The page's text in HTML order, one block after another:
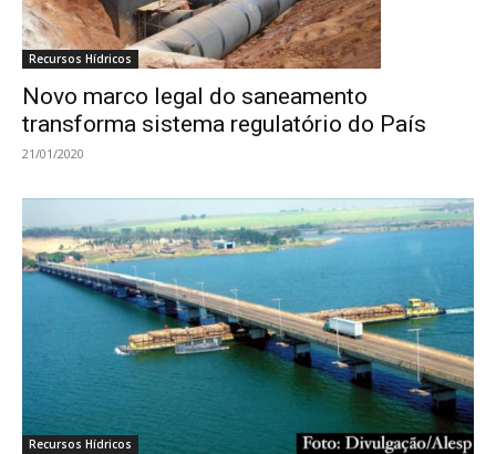
Recursos Hídricos
Novo marco legal do saneamento
transforma sistema regulatório do País
21/01/2020
Recursos Hídricos